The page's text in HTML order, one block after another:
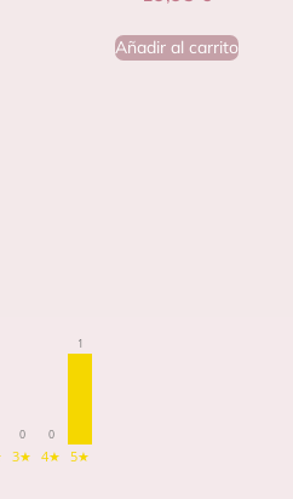
Añadir al carrito
0
3★
0
4★
1
5★